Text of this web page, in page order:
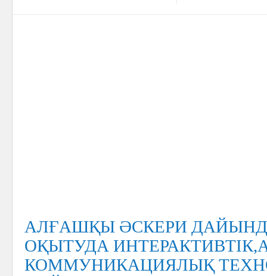
АЛҒАШҚЫ ӘСКЕРИ
ОҚЫТУДА
КОММУНИКАЦИЯЛЫҚ